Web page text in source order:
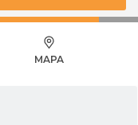
MAPA